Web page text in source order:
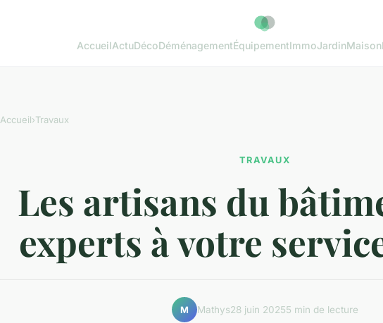
AccueilActuDécoDéménagementÉquipementImmoJardinMaison
Accueil›Travaux
TRAVAUX
Les artisans du
experts à votre
M Mathys28 juin 20255 min de lecture